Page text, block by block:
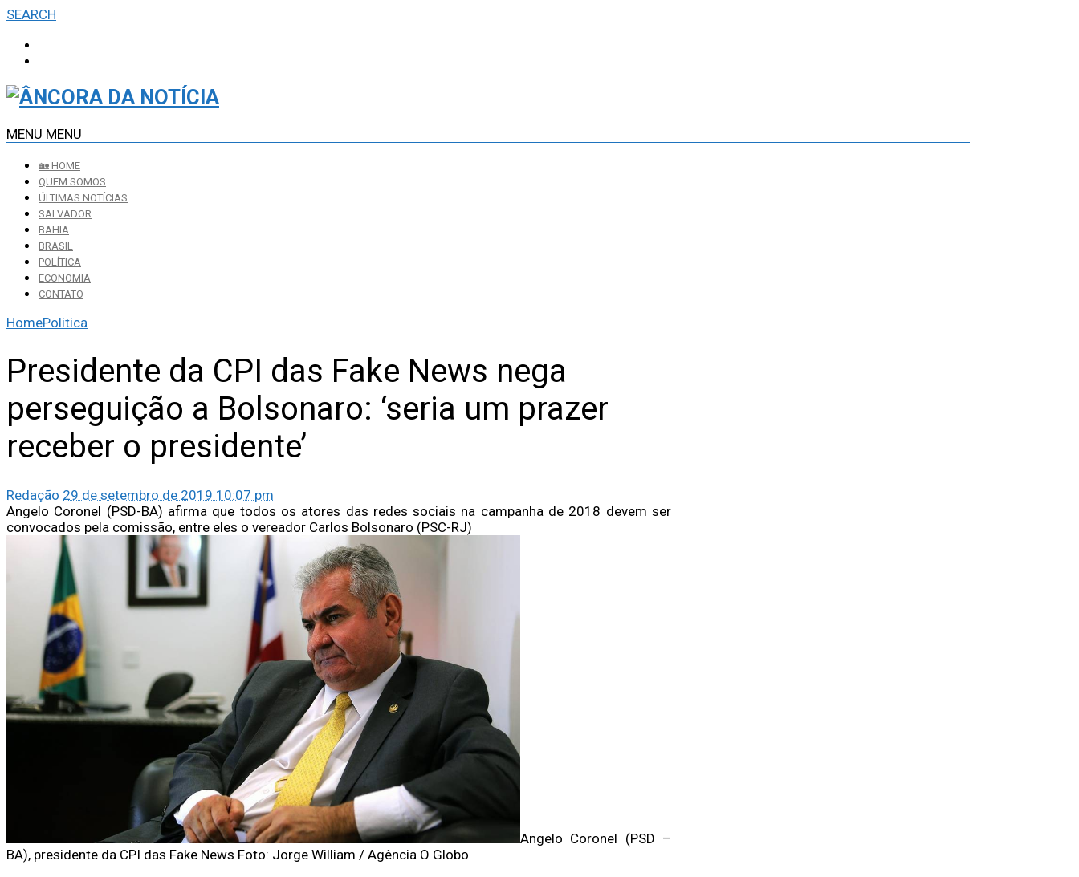
SEARCH
MENU MENU
🏡 HOME
QUEM SOMOS
ÚLTIMAS NOTÍCIAS
SALVADOR
BAHIA
BRASIL
POLÍTICA
ECONOMIA
CONTATO
HomePolitica
Presidente da CPI das Fake News nega
perseguição a Bolsonaro: ‘seria um prazer
receber o presidente’
Redação 29 de setembro de 2019 10:07 pm
Angelo Coronel (PSD-BA) afirma que todos os atores das redes sociais na campanha de 2018 devem ser
convocados pela comissão, entre eles o vereador Carlos Bolsonaro (PSC-RJ)
Angelo Coronel (PSD –
BA), presidente da CPI das Fake News Foto: Jorge William / Agência O Globo